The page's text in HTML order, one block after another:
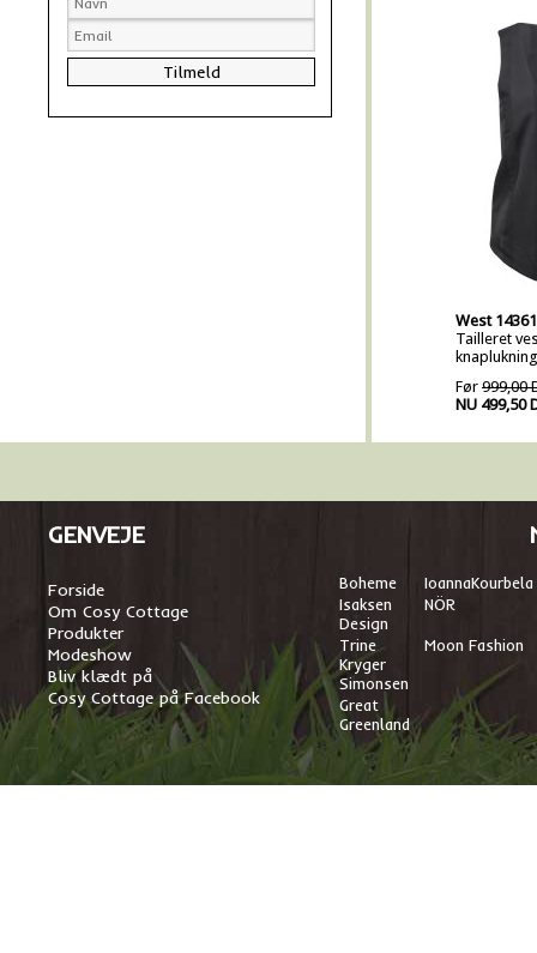
West
Tailleret
Før 999,00
NU 499,50
GENVEJE
Forside
Om Cosy Cottage
Produkter
Modeshow
Bliv klædt på
Cosy Cottage på Facebook
Boheme IoannaKourbela
Isaksen
Design
NÖR
Trine
Kryger
Simonsen
Moon Fashion
Great
Greenland